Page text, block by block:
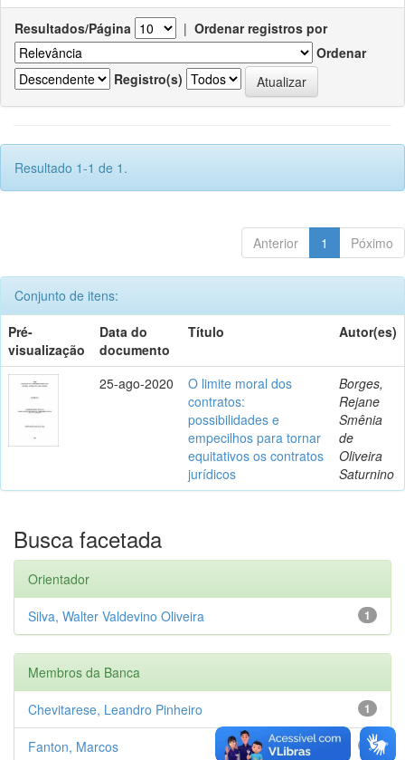
Resultados/Página | Ordenar registros por
Ordenar
Registro(s)
Resultado 1-1 de 1.
Anterior 1 Póximo
Conjunto de itens:
Pré-
visualização
Data do
documento
Título Autor(es)
25-ago-2020
O limite moral dos
contratos:
possibilidades e
empecilhos para tornar
equitativos os contratos
jurídicos
Borges,
Rejane
Smênia
de
Oliveira
Saturnino
Busca facetada
Orientador
1
Silva, Walter Valdevino Oliveira
Membros da Banca
1
Chevitarese, Leandro Pinheiro
1
Fanton, Marcos